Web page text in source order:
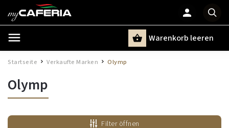
Warenkorb leeren
Startseite / Verkaufte Marken / Olymp
Olymp
Filter öffnen